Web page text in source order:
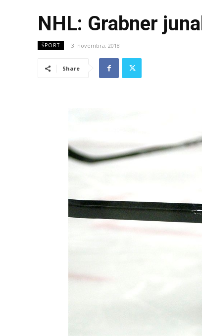
NHL: Grabner
ŠPORT 3. novembra, 2018
Share